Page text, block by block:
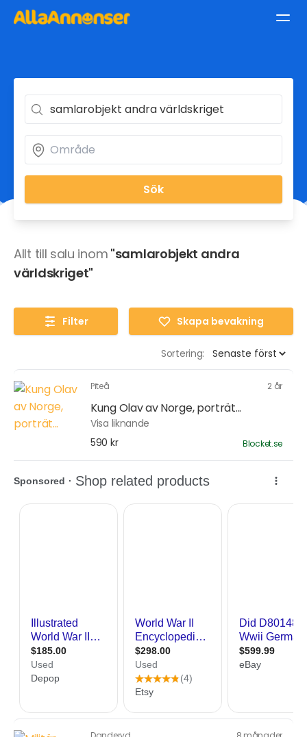
Sök
Allt till salu inom "samlarobjekt andra
världskriget"
Filter Skapa bevakning
Sortering:
Piteå 2 år
Kung Olav av Norge, porträt...
Visa liknande
590 kr
Blocket.se